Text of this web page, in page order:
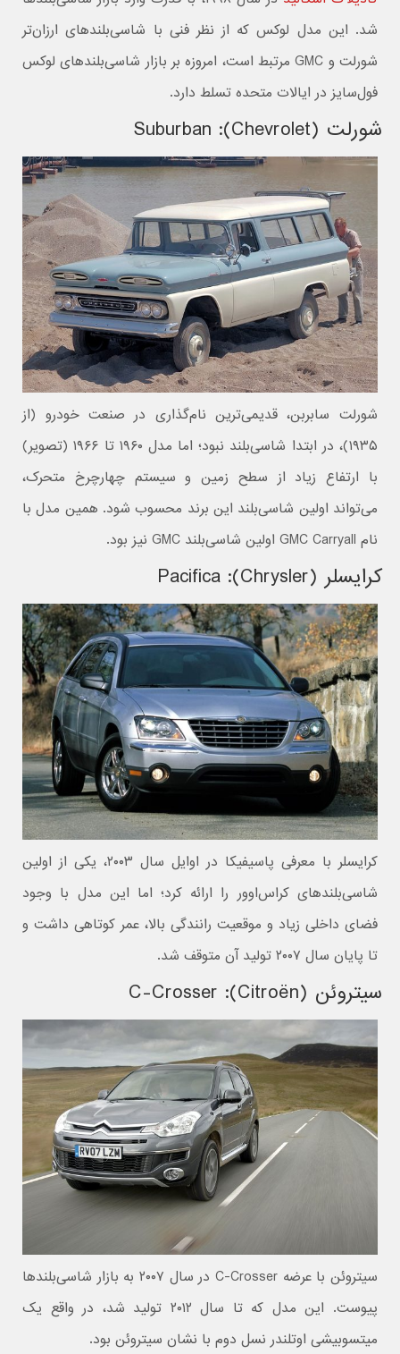
شد. این مدل لوکس که از نظر فنی با شاسی‌بلندهای ارزان‌تر
شورلت و GMC مرتبط است، امروزه بر بازار شاسی‌بلندهای لوکس
فول‌سایز در ایالات متحده تسلط دارد.
شورلت (Chevrolet): Suburban
شورلت سابربن، قدیمی‌ترین نام‌گذاری در صنعت خودرو (از
۱۹۳۵)، در ابتدا شاسی‌بلند نبود؛ اما مدل ۱۹۶۰ تا ۱۹۶۶ (تصویر)
با ارتفاع زیاد از سطح زمین و سیستم چهارچرخ متحرک،
می‌تواند اولین شاسی‌بلند این برند محسوب شود. همین مدل با
نام GMC Carryall اولین شاسی‌بلند GMC نیز بود.
کرایسلر (Chrysler): Pacifica
کرایسلر با معرفی پاسیفیکا در اوایل سال ۲۰۰۳، یکی از اولین
شاسی‌بلندهای کراس‌اوور را ارائه کرد؛ اما این مدل با وجود
فضای داخلی زیاد و موقعیت رانندگی بالا، عمر کوتاهی داشت و
تا پایان سال ۲۰۰۷ تولید آن متوقف شد.
سیتروئن (Citroën): C-Crosser
سیتروئن با عرضه C-Crosser در سال ۲۰۰۷ به بازار شاسی‌بلندها
پیوست. این مدل که تا سال ۲۰۱۲ تولید شد، در واقع یک
میتسوبیشی اوتلندر نسل دوم با نشان سیتروئن بود.